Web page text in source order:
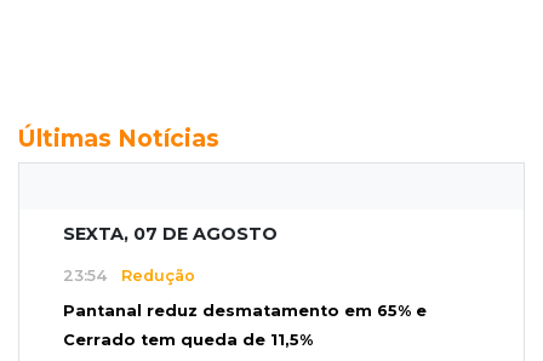
Últimas Notícias
SEXTA, 07 DE AGOSTO
23:54 Redução
Pantanal reduz desmatamento em 65% e
Cerrado tem queda de 11,5%